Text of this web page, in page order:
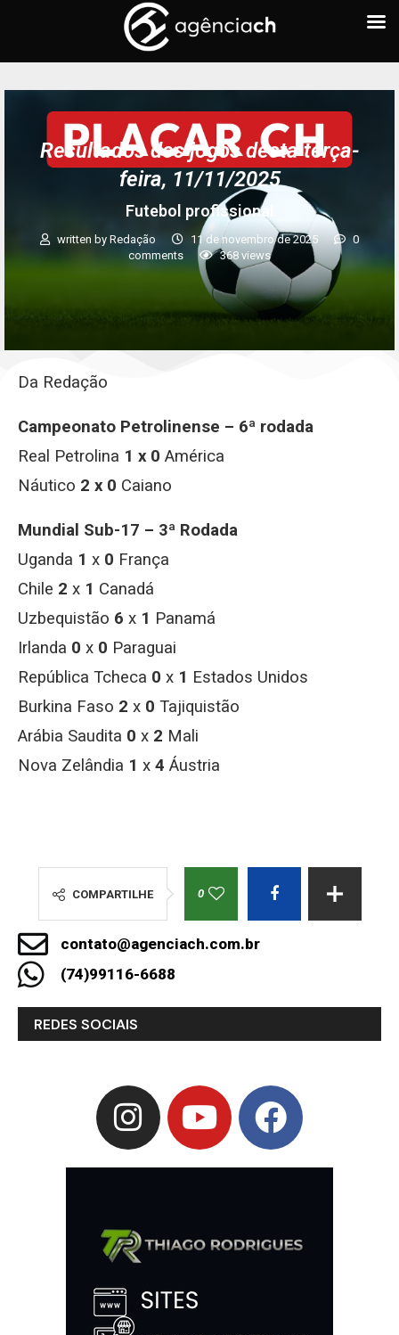
Resultados dos jogos desta terça-
feira, 11/11/2025
Futebol profissional
written by Redação 11 de novembro de 2025
0
comments
368 views
Da Redação
Campeonato Petrolinense – 6ª rodada
Real Petrolina 1 x 0 América
Náutico 2 x 0 Caiano
Mundial Sub-17 – 3ª Rodada
Uganda 1 x 0 França
Chile 2 x 1 Canadá
Uzbequistão 6 x 1 Panamá
Irlanda 0 x 0 Paraguai
República Tcheca 0 x 1 Estados Unidos
Burkina Faso 2 x 0 Tajiquistão
Arábia Saudita 0 x 2 Mali
Nova Zelândia 1 x 4 Áustria
COMPARTILHE 0
contato@agenciach.com.br
(74)99116-6688
REDES SOCIAIS